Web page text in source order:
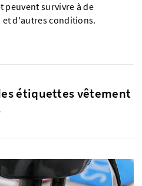
peuvent survivre à de
et d'autres conditions.
étiquettes vêtement